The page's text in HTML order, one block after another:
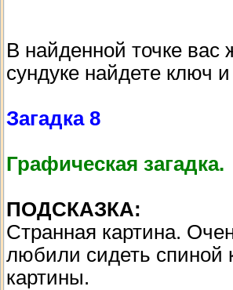
В найденной точке вас
сундуке найдете ключ
Загадка 8
Графическая загадка.
ПОДСКАЗКА:
Странная картина.
любили сидеть спиной
картины.